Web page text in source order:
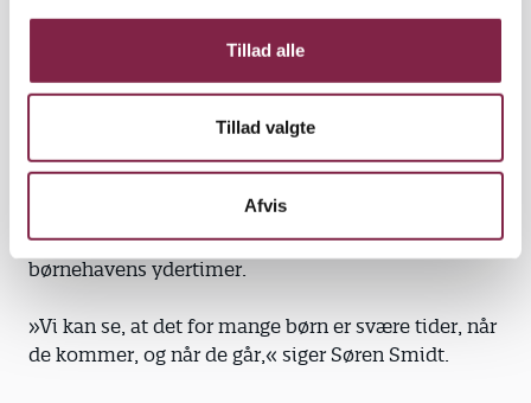
Tillad alle
Tillad valgte
Afvis
afhentet... Den voksne, der nu var tilbage, sagde
ofte: "Stine, gå ud og tag dit overtøj på, så du er klar,
bedst lide, hvis den voksne satte sig sammen med
mig og tegnede, imens tiden gik.«
Stine var ikke den eneste, der havde det svært i
børnehavens ydertimer.
»Vi kan se, at det for mange børn er svære tider, når
de kommer, og når de går,« siger Søren Smidt.